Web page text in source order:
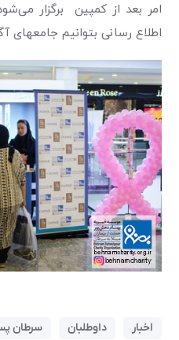
امر بعد از کمپین برگزار
اطلاع رسانی بتوانیم جامعه­ای
اخبار داوطلبان سرطان